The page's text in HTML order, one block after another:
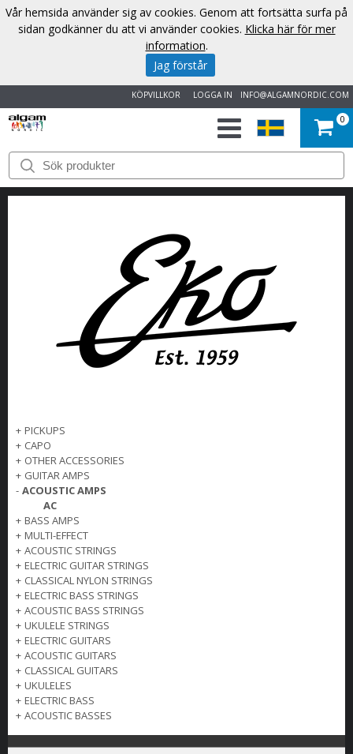
INFO@ALGAMNORDIC.COM
LOGGA IN
KÖPVILLKOR
START
VARUMÄRKEN
KONTAKT
0
+ PICKUPS
+ CAPO
+ OTHER ACCESSORIES
+ GUITAR AMPS
- ACOUSTIC AMPS
AC
+ BASS AMPS
+ MULTI-EFFECT
+ ACOUSTIC STRINGS
+ ELECTRIC GUITAR STRINGS
+ CLASSICAL NYLON STRINGS
+ ELECTRIC BASS STRINGS
+ ACOUSTIC BASS STRINGS
+ UKULELE STRINGS
+ ELECTRIC GUITARS
+ ACOUSTIC GUITARS
+ CLASSICAL GUITARS
+ UKULELES
+ ELECTRIC BASS
+ ACOUSTIC BASSES
Vår hemsida använder sig av cookies. Genom att fortsätta surfa på
sidan godkänner du att vi använder cookies. Klicka här för mer
information.
Jag förstår